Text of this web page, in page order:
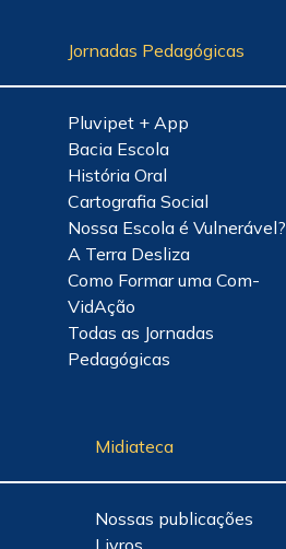
Jornadas Pedagógicas
Pluvipet + App
Bacia Escola
História Oral
Cartografia Social
Nossa Escola é Vulnerável?
A Terra Desliza
Como Formar uma Com-
VidAção
Todas as Jornadas
Pedagógicas
Midiateca
Nossas publicações
Livros